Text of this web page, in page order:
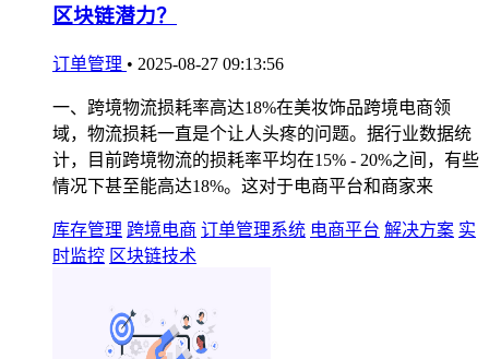
区块链潜力？
订单管理 • 2025-08-27 09:13:56
一、跨境物流损耗率高达18%在美妆饰品跨境电商领
域，物流损耗一直是个让人头疼的问题。据行业数据统
计，目前跨境物流的损耗率平均在15% - 20%之间，有些
情况下甚至能高达18%。这对于电商平台和商家来
库存管理 跨境电商 订单管理系统 电商平台 解决方案 实
时监控 区块链技术